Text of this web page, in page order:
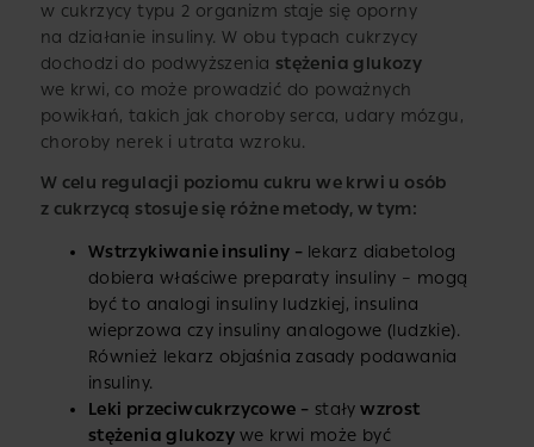
w cukrzycy typu 2 organizm staje się oporny
na działanie insuliny. W obu typach cukrzycy
dochodzi do podwyższenia stężenia glukozy
we krwi, co może prowadzić do poważnych
powikłań, takich jak choroby serca, udary mózgu,
choroby nerek i utrata wzroku.
W celu regulacji poziomu cukru we krwi u osób
z cukrzycą stosuje się różne metody, w tym:
Wstrzykiwanie insuliny – lekarz diabetolog
dobiera właściwe preparaty insuliny – mogą
być to analogi insuliny ludzkiej, insulina
wieprzowa czy insuliny analogowe (ludzkie).
Również lekarz objaśnia zasady podawania
insuliny.
Leki przeciwcukrzycowe – stały wzrost
stężenia glukozy we krwi może być